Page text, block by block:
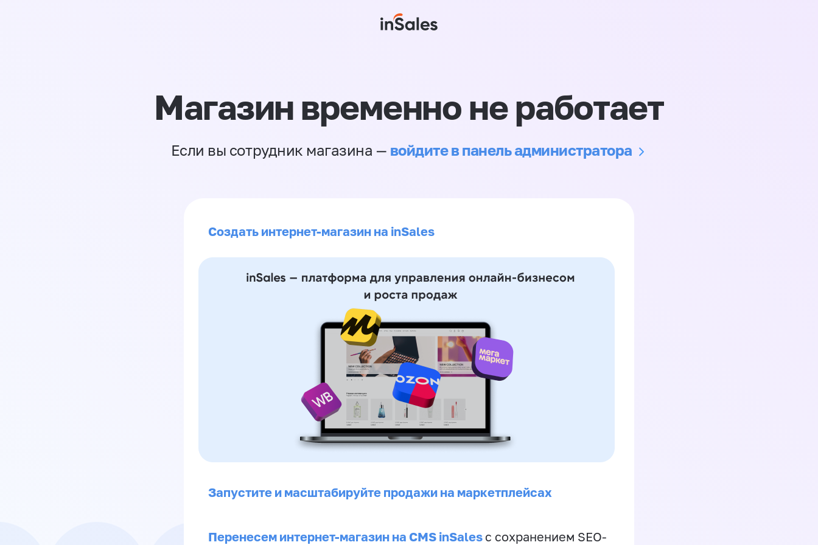
Магазин временно не работает
Если вы сотрудник магазина — войдите в панель администратора
Создать интернет-магазин на inSales
Запустите и масштабируйте продажи на маркетплейсах
Перенесем интернет-магазин на CMS inSales с сохранением SEO-